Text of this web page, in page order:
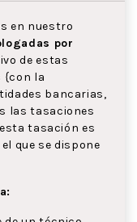
en nuestro
por
de estas
{con la
bancarias,
las tasaciones
tasación es
que se dispone